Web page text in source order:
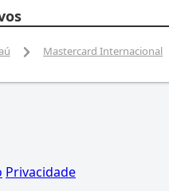
Mastercard Internacional
Privacidade